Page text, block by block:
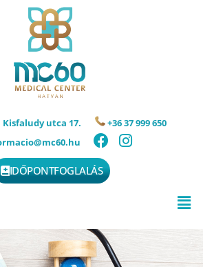
Kisfaludy utca 17.
+36 37 999 650
IDŐPONTFOGLALÁS